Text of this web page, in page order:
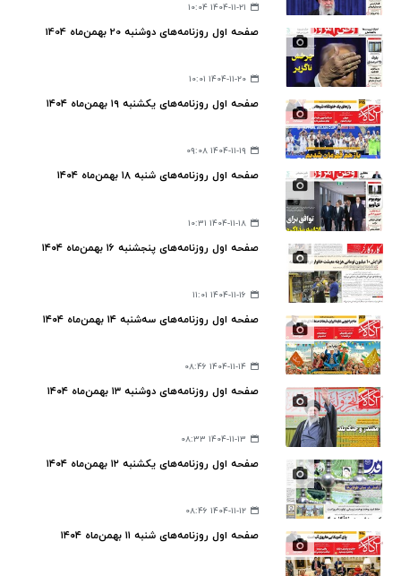
۱۴۰۴-۱۱-۲۱ ۱۰:۰۴
صفحه اول روزنامه‌های دوشنبه 20 بهمن‌ماه 1404
۱۴۰۴-۱۱-۲۰ ۱۰:۰۱
صفحه اول روزنامه‌های یکشنبه ۱۹ بهمن‌ماه ۱۴۰۴
۱۴۰۴-۱۱-۱۹ ۰۹:۰۸
صفحه اول روزنامه‌های شنبه ۱۸ بهمن‌ماه ۱۴۰۴
۱۴۰۴-۱۱-۱۸ ۱۰:۳۱
صفحه اول روزنامه‌های پنجشنبه ۱۶ بهمن‌ماه ۱۴۰۴
۱۴۰۴-۱۱-۱۶ ۱۱:۰۱
صفحه اول روزنامه‌های سه‌شنبه ۱۴ بهمن‌ماه ۱۴۰۴
۱۴۰۴-۱۱-۱۴ ۰۸:۴۶
صفحه اول روزنامه‌های دوشنبه ۱۳ بهمن‌ماه ۱۴۰۴
۱۴۰۴-۱۱-۱۳ ۰۸:۳۳
صفحه اول روزنامه‌های یکشنبه ۱۲ بهمن‌ماه ۱۴۰۴
۱۴۰۴-۱۱-۱۲ ۰۸:۴۶
صفحه اول روزنامه‌های شنبه ۱۱ بهمن‌ماه ۱۴۰۴